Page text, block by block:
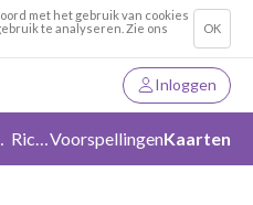
met het gebruik van cookies
te analyseren. Zie ons
OK
Inloggen
RichtingVoorspellingenKaarten